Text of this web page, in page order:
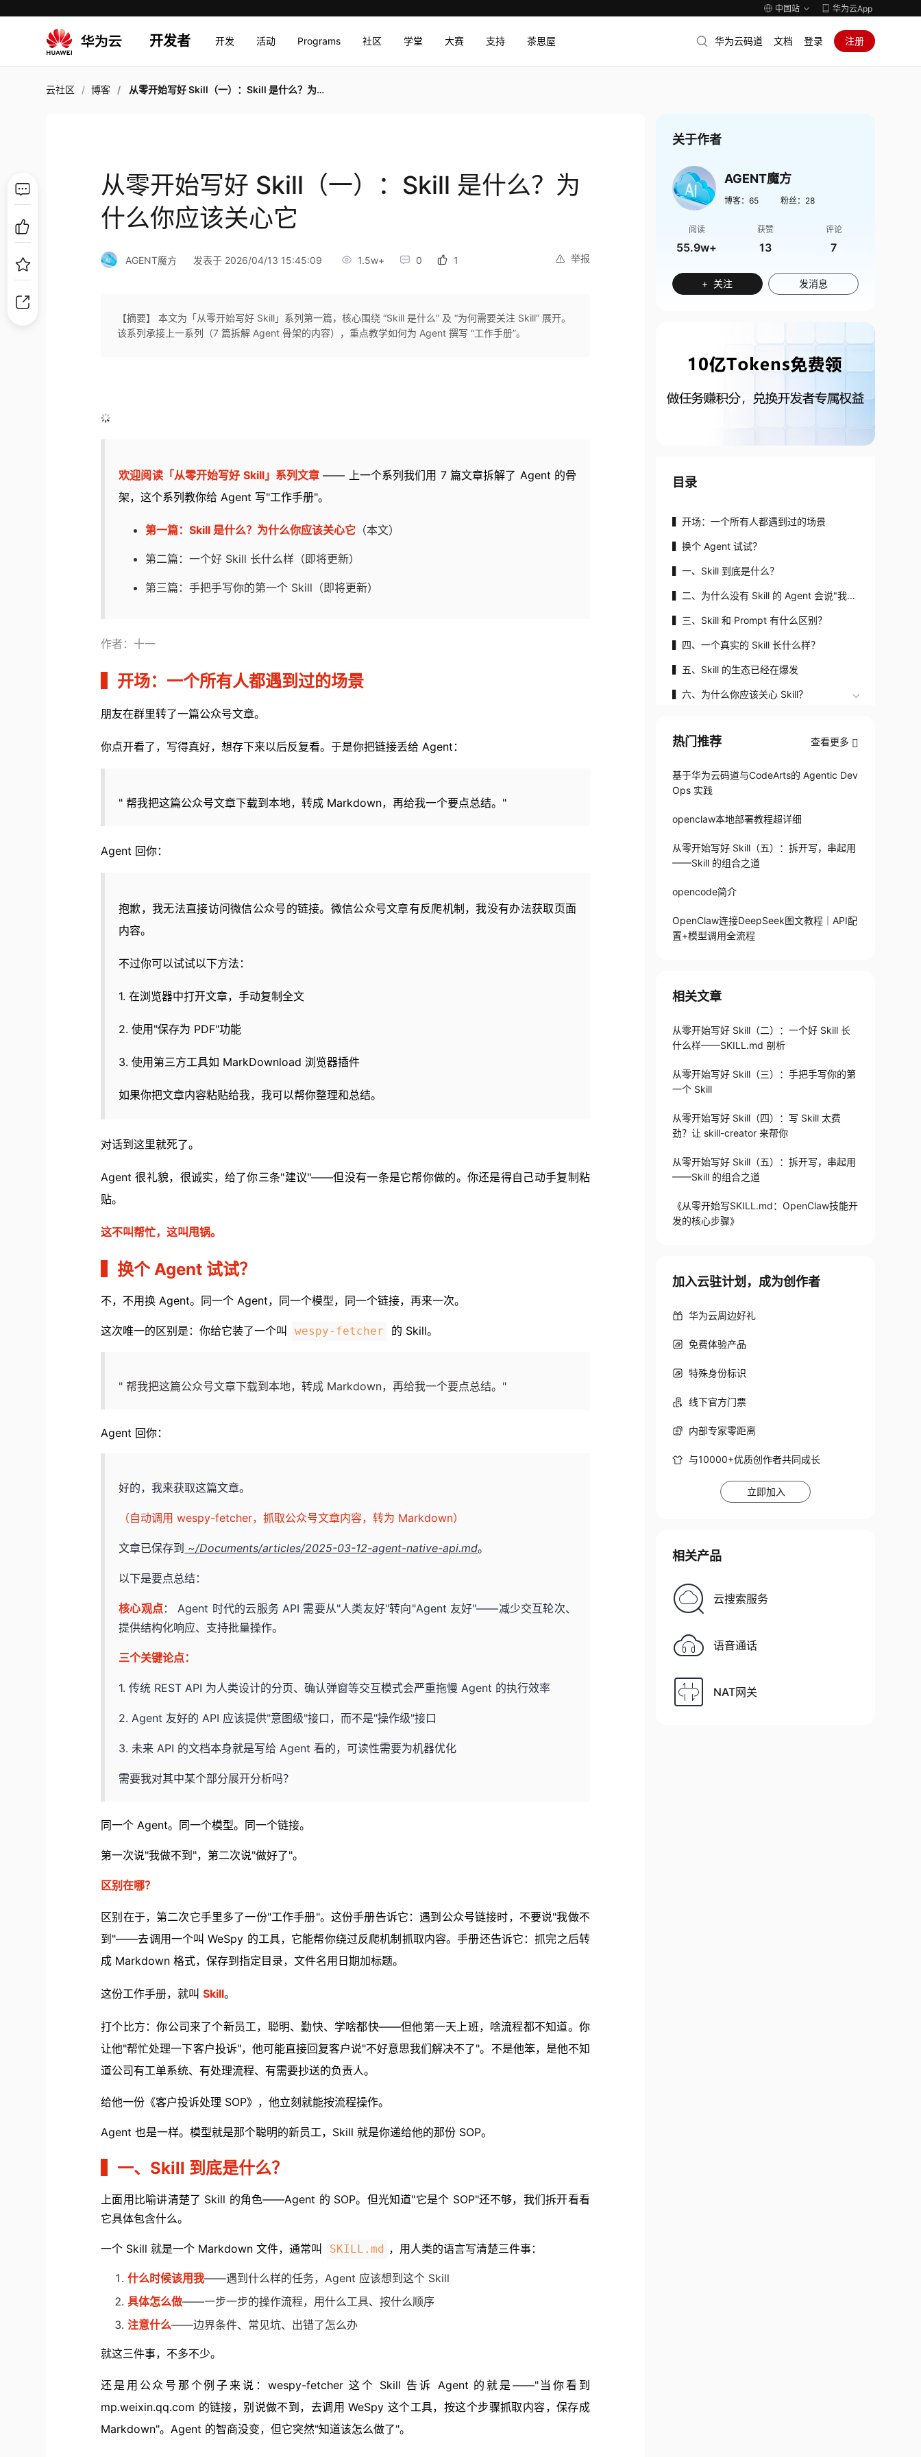
中国站 华为云App
开发者 开发 活动 Programs 社区 学堂 大赛 支持 茶思屋 华为云码道 文档 登录 注册
云社区 博客 从零开始写好 Skill（一）：Skill 是什么？为什么你应该关心它
从零开始写好 Skill（一）：Skill 是什么？为
什么你应该关心它
举报
AGENT魔方 发表于 2026/04/13 15:45:09 1.5w+ 0 1
【摘要】 本文为「从零开始写好 Skill」系列第一篇，核心围绕 “Skill 是什么” 及 “为何需要关注 Skill” 展开。
该系列承接上一系列（7 篇拆解 Agent 骨架的内容），重点教学如何为 Agent 撰写 “工作手册”。
欢迎阅读「从零开始写好 Skill」系列文章 —— 上一个系列我们用 7 篇文章拆解了 Agent 的骨
架，这个系列教你给 Agent 写"工作手册"。
第一篇：Skill 是什么？为什么你应该关心它 （本文）
第二篇：一个好 Skill 长什么样（即将更新）
第三篇：手把手写你的第一个 Skill（即将更新）
作者：十一
开场：一个所有人都遇到过的场景
朋友在群里转了一篇公众号文章。
你点开看了，写得真好，想存下来以后反复看。于是你把链接丢给 Agent：
" 帮我把这篇公众号文章下载到本地，转成 Markdown，再给我一个要点总结。"
Agent 回你：
抱歉，我无法直接访问微信公众号的链接。微信公众号文章有反爬机制，我没有办法获取页面
内容。
不过你可以试试以下方法：
1. 在浏览器中打开文章，手动复制全文
2. 使用"保存为 PDF"功能
3. 使用第三方工具如 MarkDownload 浏览器插件
如果你把文章内容粘贴给我，我可以帮你整理和总结。
对话到这里就死了。
Agent 很礼貌，很诚实，给了你三条"建议"——但没有一条是它帮你做的。你还是得自己动手复制粘
贴。
这不叫帮忙，这叫甩锅。
▍换个 Agent 试试？
不，不用换 Agent。同一个 Agent，同一个模型，同一个链接，再来一次。
这次唯一的区别是：你给它装了一个叫 wespy-fetcher 的 Skill。
" 帮我把这篇公众号文章下载到本地，转成 Markdown，再给我一个要点总结。"
Agent 回你：
好的，我来获取这篇文章。
（自动调用 wespy-fetcher，抓取公众号文章内容，转为 Markdown）
文章已保存到 ~/Documents/articles/2025-03-12-agent-native-api.md。
以下是要点总结：
核心观点： Agent 时代的云服务 API 需要从"人类友好"转向"Agent 友好"——减少交互轮次、
提供结构化响应、支持批量操作。
三个关键论点：
1. 传统 REST API 为人类设计的分页、确认弹窗等交互模式会严重拖慢 Agent 的执行效率
2. Agent 友好的 API 应该提供"意图级"接口，而不是"操作级"接口
3. 未来 API 的文档本身就是写给 Agent 看的，可读性需要为机器优化
需要我对其中某个部分展开分析吗？
同一个 Agent。同一个模型。同一个链接。
第一次说"我做不到"，第二次说"做好了"。
区别在哪？
区别在于，第二次它手里多了一份"工作手册"。这份手册告诉它：遇到公众号链接时，不要说"我做不
到"——去调用一个叫 WeSpy 的工具，它能帮你绕过反爬机制抓取内容。手册还告诉它：抓完之后转
成 Markdown 格式，保存到指定目录，文件名用日期加标题。
这份工作手册，就叫Skill。
打个比方：你公司来了个新员工，聪明、勤快、学啥都快——但他第一天上班，啥流程都不知道。你
让他"帮忙处理一下客户投诉"，他可能直接回复客户说"不好意思我们解决不了"。不是他笨，是他不知
道公司有工单系统、有处理流程、有需要抄送的负责人。
给他一份《客户投诉处理 SOP》，他立刻就能按流程操作。
Agent 也是一样。模型就是那个聪明的新员工，Skill 就是你递给他的那份 SOP。
一、Skill 到底是什么？
上面用比喻讲清楚了 Skill 的角色——Agent 的 SOP。但光知道"它是个 SOP"还不够，我们拆开看看
它具体包含什么。
一个 Skill 就是一个 Markdown 文件，通常叫 SKILL.md ，用人类的语言写清楚三件事：
什么时候该用我——遇到什么样的任务，Agent 应该想到这个 Skill
具体怎么做——一步一步的操作流程，用什么工具、按什么顺序
注意什么——边界条件、常见坑、出错了怎么办
就这三件事，不多不少。
还是用公众号那个例子来说：wespy-fetcher 这个 Skill 告诉 Agent 的就是——"当你看到
mp.weixin.qq.com 的链接，别说做不到，去调用 WeSpy 这个工具，按这个步骤抓取内容，保存成
Markdown"。Agent 的智商没变，但它突然"知道该怎么做了"。
关于作者
AGENT魔方
博客： 65 粉丝： 28
阅读
55.9w+
获赞
13
评论
7
+ 关注 发消息
目录
▍开场：一个所有人都遇到过的场景
▍换个 Agent 试试？
▍一、Skill 到底是什么？
▍二、为什么没有 Skill 的 Agent 会说"我做
不到"？
▍三、Skill 和 Prompt 有什么区别？
▍四、一个真实的 Skill 长什么样？
▍五、Skill 的生态已经在爆发
▍六、为什么你应该关心 Skill？
热门推荐 查看更多
基于华为云码道与CodeArts的 Agentic Dev
Ops 实践
openclaw本地部署教程超详细
从零开始写好 Skill（五）：拆开写，串起用
——Skill 的组合之道
opencode简介
OpenClaw连接DeepSeek图文教程｜API配
置+模型调用全流程
相关文章
从零开始写好 Skill（二）：一个好 Skill 长
什么样——SKILL.md 剖析
从零开始写好 Skill（三）：手把手写你的第
一个 Skill
从零开始写好 Skill（四）：写 Skill 太费
劲？让 skill-creator 来帮你
从零开始写好 Skill（五）：拆开写，串起用
——Skill 的组合之道
《从零开始写SKILL.md：OpenClaw技能开
发的核心步骤》
加入云驻计划，成为创作者
华为云周边好礼
免费体验产品
特殊身份标识
线下官方门票
内部专家零距离
与10000+优质创作者共同成长
立即加入
相关产品
云搜索服务
语音通话
NAT网关